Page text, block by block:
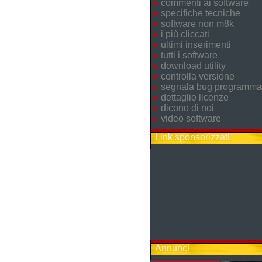
commenti ai software
specifiche tecniche
software non m8k
i più cliccati
ultimi inserimenti
tutti i software
download utility
controlla versione
segnala bug programma
dettaglio licenze
dicono di noi
video software
Link sponsorizzati
Annunci